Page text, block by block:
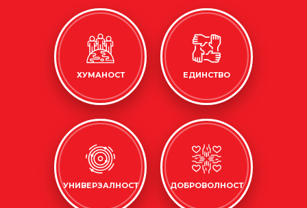
ХУМАНОСТ ЕДИНСТВО
УНИВЕРЗАЛНОСТ ДОБРОВОЛНОСТ